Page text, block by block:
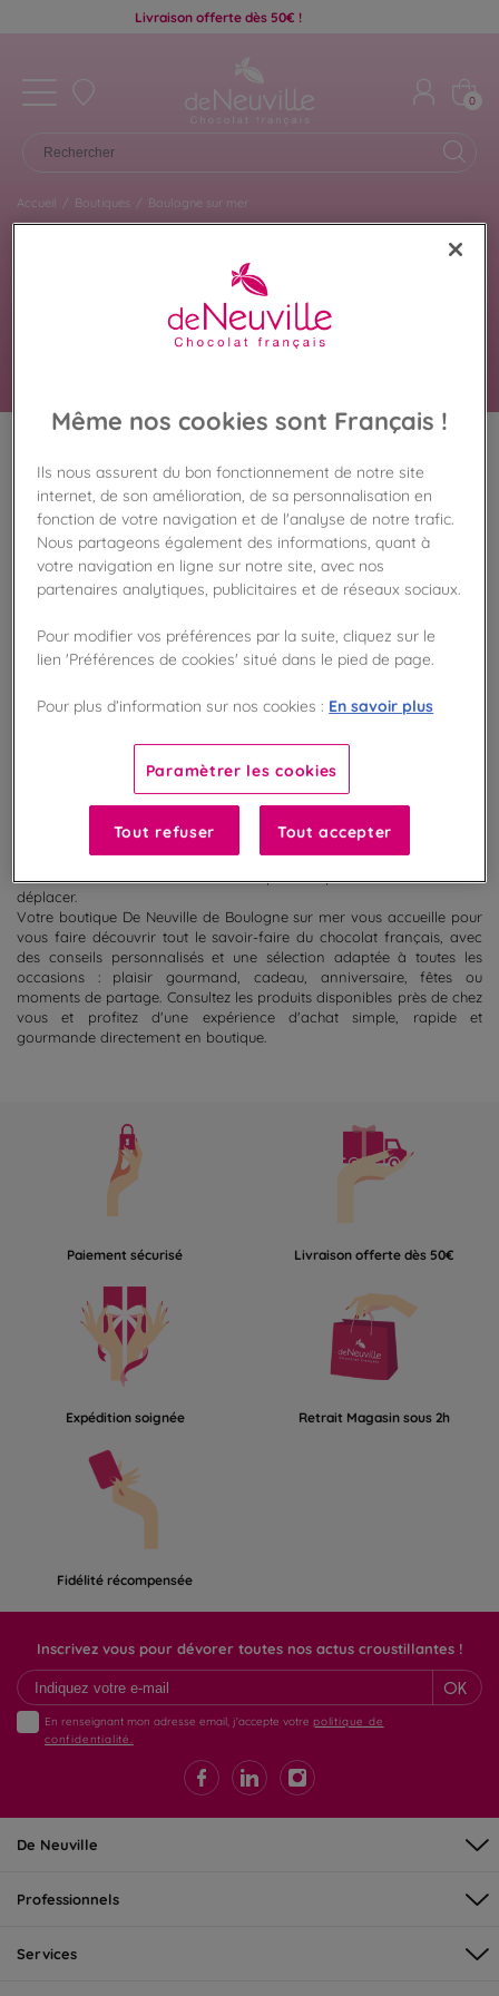
Livraison offerte dès 50€ !
0
Accueil / Boutiques / Boulogne sur mer
BOULOGNE SUR MER
boutique De Neuville de Boulogne sur mer pour
préparer votre visite en toute sérénité. Coffrets
cadeaux, spécialités chocolatées et gourmandises
vous attendent en magasin.
En savoir plus
100
Fabriqué en France
Découvrez la sélection de chocolats actuellement disponibles dans
votre boutique De Neuville de Boulogne sur mer. Retrouvez en
chocolatées et créations gourmandes prêtes à être dégustées ou
offertes. Grâce à la consultation des disponibilités, préparez votre
déplacer.
Votre boutique De Neuville de Boulogne sur mer vous accueille pour
vous faire découvrir tout le savoir-faire du chocolat français, avec
des conseils personnalisés et une sélection adaptée à toutes les
occasions : plaisir gourmand, cadeau, anniversaire, fêtes ou
moments de partage. Consultez les produits disponibles près de chez
vous et profitez d'une expérience d'achat simple, rapide et
gourmande directement en boutique.
Paiement sécurisé Livraison offerte dès 50€
Expédition soignée Retrait Magasin sous 2h
Fidélité récompensée
Inscrivez vous pour dévorer toutes nos actus croustillantes !
OK
En renseignant mon adresse email, j'accepte votre politique de
confidentialité.
De Neuville
Professionnels
Services
Même nos cookies sont Français !
Ils nous assurent du bon fonctionnement de notre site
internet, de son amélioration, de sa personnalisation en
fonction de votre navigation et de l'analyse de notre trafic.
Nous partageons également des informations, quant à
votre navigation en ligne sur notre site, avec nos
partenaires analytiques, publicitaires et de réseaux sociaux.
Pour modifier vos préférences par la suite, cliquez sur le
lien 'Préférences de cookies' situé dans le pied de page.
Pour plus d’information sur nos cookies : En savoir plus
Paramètrer les cookies
Tout refuser Tout accepter